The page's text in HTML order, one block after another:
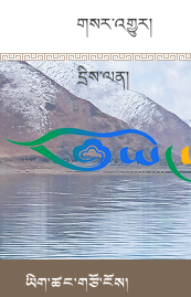
གསར་འགྱུར།
དྲིས་ལན།
ཡིག་ཚང་གཙོ་ངོས།